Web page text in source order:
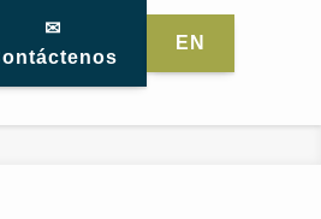
✉
EN